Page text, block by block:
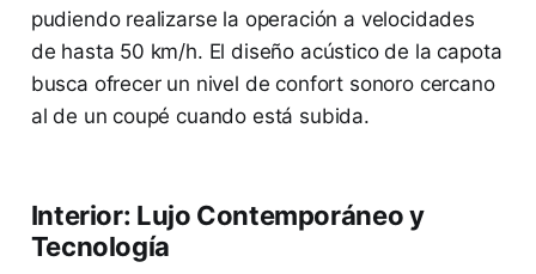
pudiendo realizarse la operación a velocidades
de hasta 50 km/h. El diseño acústico de la capota
busca ofrecer un nivel de confort sonoro cercano
al de un coupé cuando está subida.
Interior: Lujo Contemporáneo y
Tecnología